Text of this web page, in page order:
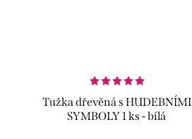
Tužka dřevěná s HUDEBNÍMI
SYMBOLY 1 ks - bílá